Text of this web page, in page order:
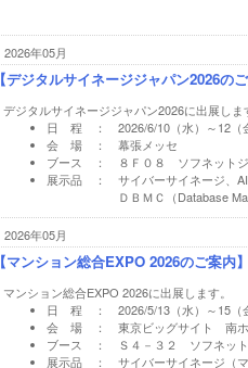
2026年05月
【デジタルサイネージジャパン2026のご
デジタルサイネージジャパン2026に出展しま
日 程 ： 2026/6/10（水）～12（
会 場 ： 幕張メッセ
ブース ： ８Ｆ０８ ソフネットジ
展示品 ： サイバーサイネージ、AI
ＤＢＭＣ（Database
2026年05月
【マンション総合EXPO 2026のご案内】
マンション総合EXPO 2026に出展します。
日 程 ： 2026/5/13（水）～15（
会 場 ： 東京ビッグサイト 南ホ
ブース ： Ｓ４－３２ ソフネット
展示品 ： サイバーサイネージ（マ